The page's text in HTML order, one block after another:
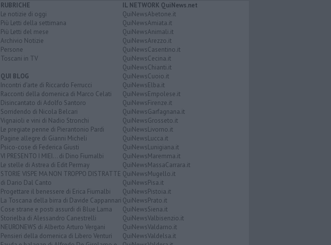
RUBRICHE
Le notizie di oggi
Più Letti della settimana
Più Letti del mese
Archivio Notizie
Persone
Toscani in TV
QUI BLOG
Incontri d'arte di Riccardo Ferrucci
Racconti della domenica di Marco Celati
Disincantato di Adolfo Santoro
Sorridendo di Nicola Belcari
Vignaioli e vini di Nadio Stronchi
Le pregiate penne di Pierantonio Pardi
Pagine allegre di Gianni Micheli
Psico-cose di Federica Giusti
VI PRESENTO I MIEI... di Dino Fiumalbi
Le stelle di Astrea di Edit Permay
STORIE VISPE MA NON TROPPO DISTRATTE
di Dario Dal Canto
Progettare il benessere di Erica Fiumalbi
La Toscana della birra di Davide Cappannari
Cose strane e posti assurdi di Blue Lama
Storielba di Alessandro Canestrelli
NEURONEWS di Alberto Arturo Vergani
Pensieri della domenica di Libero Venturi
IL NETWORK QuiNews.net
QuiNewsAbetone.it
QuiNewsAmiata.it
QuiNewsAnimali.it
QuiNewsArezzo.it
QuiNewsCasentino.it
QuiNewsCecina.it
QuiNewsChianti.it
QuiNewsCuoio.it
QuiNewsElba.it
QuiNewsEmpolese.it
QuiNewsFirenze.it
QuiNewsGarfagnana.it
QuiNewsGrosseto.it
QuiNewsLivorno.it
QuiNewsLucca.it
QuiNewsLunigiana.it
QuiNewsMaremma.it
QuiNewsMassaCarrara.it
QuiNewsMugello.it
QuiNewsPisa.it
QuiNewsPistoia.it
QuiNewsPrato.it
QuiNewsSiena.it
QuiNewsValbisenzio.it
QuiNewsValdarno.it
QuiNewsValdelsa.it